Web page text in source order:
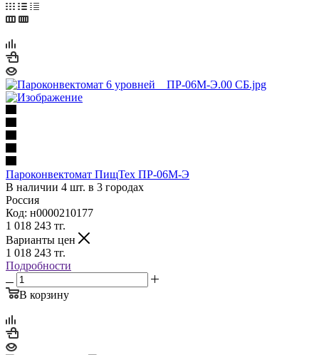
Пароконвектомат ПищТех ПР-06М-Э
В наличии 4 шт. в 3 городах
Россия
Код: н0000210177
1 018 243 тг.
Варианты цен
1 018 243 тг.
Подробности
В корзину